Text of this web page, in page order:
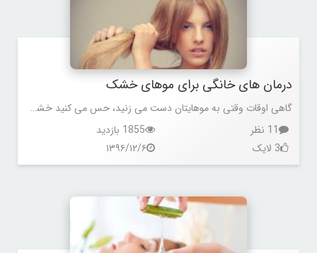
درمان های خانگی برای موهای خشک
گاهی اوقات وقتی به موهایتان دست می زنید، حس می کنید خشک شده، در این حالت موها بسیار شکننده می شوند.
11 نظر
1855 بازدید
3 لایک
۱۳۹۶/۱۲/۶